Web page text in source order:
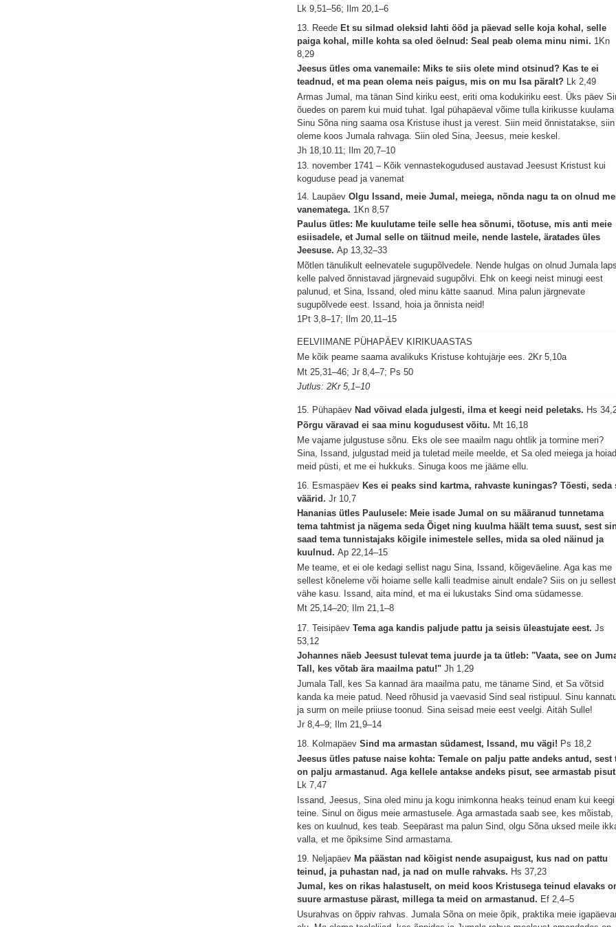
Lk 9,51–56; Ilm 20,1–6
13. ReedeEt su silmad oleksid lahti ööd ja päevad selle koja kohal, selle
paiga kohal, mille kohta sa oled öelnud: Seal peab olema minu nimi. 1Kn
8,29
Jeesus ütles oma vanemaile: Miks te siis olete mind otsinud? Kas te ei
teadnud, et ma pean olema neis paigus, mis on mu Isa päralt? Lk 2,49
Armas Jumal, ma tänan Sind kiriku eest, eriti oma kodukiriku eest. Üks päev
õuedes on parem kui muid tuhat. Igal pühapäeval võime tulla kirikusse kuulama
Sinu Sõna ning saama osa Kristuse ihust ja verest. Siin meid õnnistatakse, siin
oleme koos Jumala rahvaga. Siin oled Sina, Jeesus, meie keskel.
Jh 18,10.11; Ilm 20,7–10
13. november 1741 – Kõik vennastekogudused austavad Jeesust Kristust kui
koguduse pead ja vanemat
14. LaupäevOlgu Issand, meie Jumal, meiega, nõnda nagu ta on olnud
vanematega. 1Kn 8,57
Paulus ütles: Me kuulutame teile selle hea sõnumi, tõotuse, mis anti meie
esiisadele, et Jumal selle on täitnud meile, nende lastele, äratades üles
Jeesuse.Ap 13,32–33
Mõtlen tänulikult eelnevatele sugupõlvedele. Nende hulgas on olnud Jumala
kelle palved õnnistavad järgnevaid sugupõlvi. Ehk on keegi neist minugi eest
palunud, et Sina, Issand, oled minu kätte saanud. Mina palun järgnevate
sugupõlvede eest. Issand, hoia ja õnnista neid!
1Pt 3,8–17; Ilm 20,11–15
EELVIIMANE PÜHAPÄEV KIRIKUAASTAS
Me kõik peame saama avalikuks Kristuse kohtujärje ees. 2Kr 5,10a
Mt 25,31–46; Jr 8,4–7; Ps 50
Jutlus: 2Kr 5,1–10
15. Pühapäev Nad võivad elada julgesti, ilma et keegi neid peletaks. Hs
Põrgu väravad ei saa minu kogudusest võitu. Mt 16,18
Me vajame julgustuse sõnu. Eks ole see maailm nagu ohtlik ja tormine meri?
Sina, Issand, julgustad meid ja tuletad meile meelde, et Sa oled meiega ja hoiad
meid püsti, et me ei hukkuks. Sinuga koos me jääme ellu.
16. EsmaspäevKes ei peaks sind kartma, rahvaste kuningas? Tõesti, seda
väärid.Jr 10,7
Hananias ütles Paulusele: Meie isade Jumal on su määranud tunnetama
tema tahtmist ja nägema seda Õiget ning kuulma häält tema suust, sest
saad tema tunnistajaks kõigile inimestele selles, mida sa oled näinud ja
kuulnud.Ap 22,14–15
Me teame, et ei ole kedagi sellist nagu Sina, Issand, kõigeväeline. Aga kas me
sellest kõneleme või hoiame selle kalli teadmise ainult endale? Siis on ju sellest
vähe kasu. Issand, aita mind, et ma ei lukustaks Sind oma südamesse.
Mt 25,14–20; Ilm 21,1–8
17. TeisipäevTema aga kandis paljude pattu ja seisis üleastujate eest.Js
53,12
Johannes näeb Jeesust tulevat tema juurde ja ta ütleb: "Vaata, see on
Tall, kes võtab ära maailma patu!"Jh 1,29
Jumala Tall, kes Sa kannad ära maailma patu, me täname Sind, et Sa võtsid
kanda ka meie patud. Need rõhusid ja vaevasid Sind seal ristipuul. Sinu
ja surm on meile priiuse toonud. Sina seisad meie eest veelgi. Aitäh Sulle!
Jr 8,4–9; Ilm 21,9–14
18. KolmapäevSind ma armastan südamest, Issand, mu vägi! Ps 18,2
Jeesus ütles patuse naise kohta: Temale on palju patte andeks antud, sest
on palju armastanud. Aga kellele antakse andeks pisut, see armastab
Lk 7,47
Issand, Jeesus, Sina oled minu ja kogu inimkonna heaks teinud enam kui keegi
teine. Sinul on õigus meie armastusele. Aga armastada saab see, kes mõistab,
kes on kuulnud, kes teab. Seepärast ma palun Sind, olgu Sõna uksed meile
valla, et me õpiksime Sind armastama.
19. NeljapäevMa päästan nad kõigist nende asupaigust, kus nad on pattu
teinud, ja puhastan nad, ja nad on mulle rahvaks. Hs 37,23
Jumal, kes on rikas halastuselt, on meid koos Kristusega teinud elavaks
suure armastuse pärast, millega ta meid on armastanud. Ef 2,4–5
Usurahvas on õppiv rahvas. Jumala Sõna on meie õpik, praktika meie